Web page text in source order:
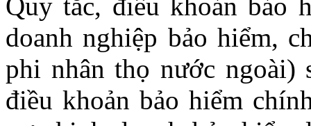
doanh nghiệp bảo hiểm,
phi nhân thọ nước ngoài)
điều khoản bảo hiểm